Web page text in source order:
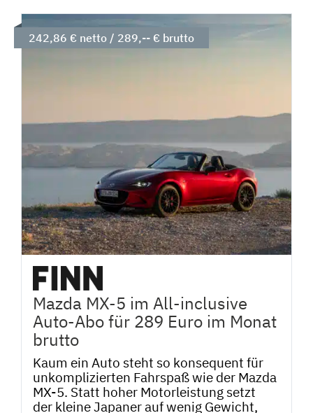
Mazda MX-5 im All-inclusive
Auto-Abo für 289 Euro im Monat
brutto
Kaum ein Auto steht so konsequent für
unkomplizierten Fahrspaß wie der Mazda
MX-5. Statt hoher Motorleistung setzt
der kleine Japaner auf wenig Gewicht,
242,86 € netto / 289,-- € brutto